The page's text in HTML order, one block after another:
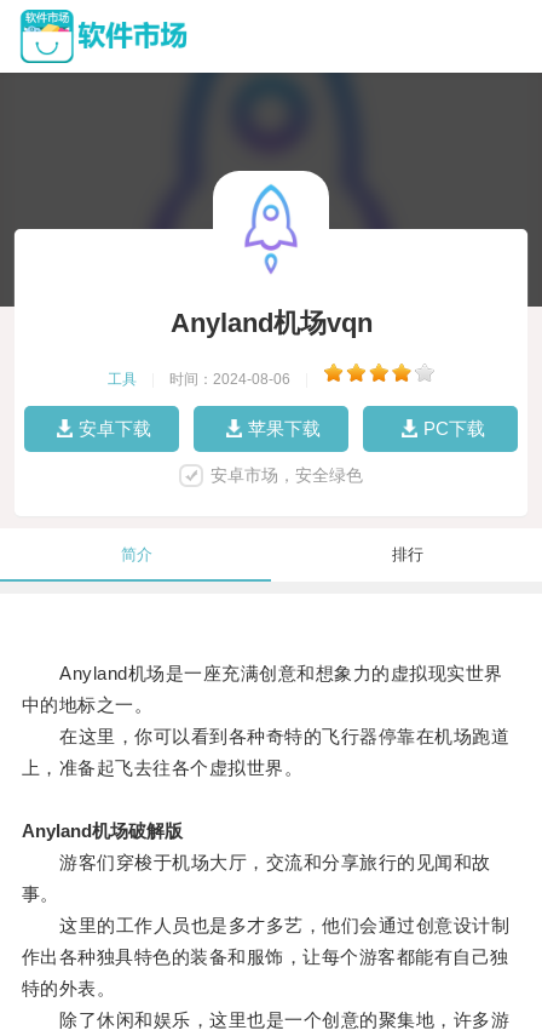
Anyland机场vqn
工具 时间：2024-08-06
安卓下载 苹果下载 PC下载
安卓市场，安全绿色
简介 排行
Anyland机场是一座充满创意和想象力的虚拟现实世界
中的地标之一。
在这里，你可以看到各种奇特的飞行器停靠在机场跑道
上，准备起飞去往各个虚拟世界。
Anyland机场破解版
游客们穿梭于机场大厅，交流和分享旅行的见闻和故
事。
这里的工作人员也是多才多艺，他们会通过创意设计制
作出各种独具特色的装备和服饰，让每个游客都能有自己独
特的外表。
除了休闲和娱乐，这里也是一个创意的聚集地，许多游